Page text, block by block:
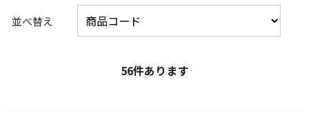
並べ替え
56件あります